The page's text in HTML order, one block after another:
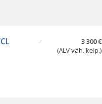
-
3 300 €
(ALV väh. kelp.)